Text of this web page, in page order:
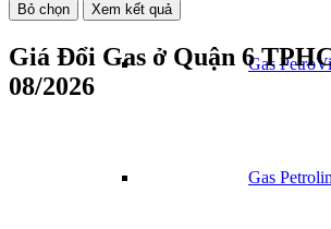
Gas
Gas
Bỏ chọn Xem kết quả
Giá Đổi Gas ở Quận 6
08/2026